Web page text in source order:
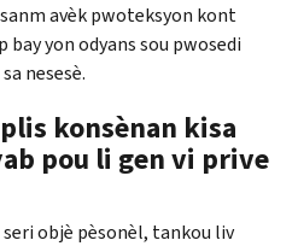
avèk pwoteksyon kont
bay yon odyans sou pwosedi
nesesè.
konsènan kisa
pou li gen vi prive
seri objè pèsonèl, tankou liv